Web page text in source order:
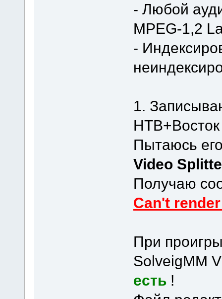
- Любой
MPEG-1,2
-
1.
Пытаюсь
Video
Получаю
Can't
При
SolveigMM
есть!